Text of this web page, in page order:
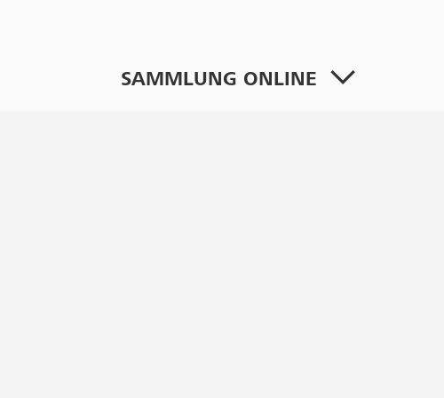
SAMMLUNG ONLINE